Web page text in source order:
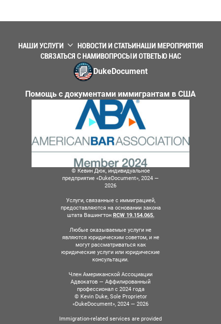
НАШИ УСЛУГИ НОВОСТИ И СТАТЬИНАШИ МЕРОПРИЯТИЯ
СВЯЗАТЬСЯ С НАМИВОПРОСЫ И ОТВЕТЫО НАС
DukeDocument
Помощь с документами иммигрантам в США
© Кевин Дюк, индивидуальное
предприятие «DukeDocument», 2024 —
2026
Услуги, связанные с иммиграцией,
предоставляются на основании закона
штата Вашингтон RCW 19.154.065.
Любые оказываемые услуги не
являются юридическим советом, и не
могут рассматриваться как
юридические услуги или юридические
консультации.
Член Американской Ассоциации
Адвокатов — Аффилированный
профессионал с 2024 года
© Kevin Duke, Sole Proprietor
«DukeDocument», 2024 — 2026
Immigration-related services are provided